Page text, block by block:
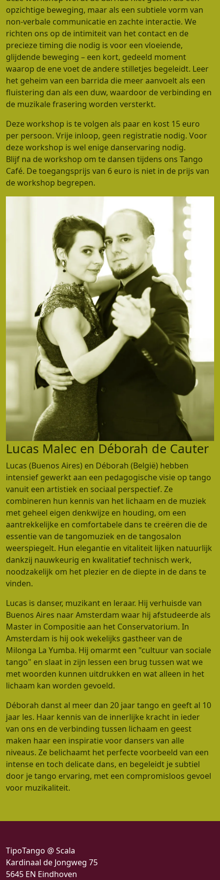
opzichtige beweging, maar als een subtiele vorm van
non-verbale communicatie en zachte interactie. We
richten ons op de intimiteit van het contact en de
precieze timing die nodig is voor een vloeiende,
glijdende beweging – een kort, gedeeld moment
waarop de ene voet de andere stilletjes begeleidt. Leer
het geheim van een barrida die meer aanvoelt als een
fluistering dan als een duw, waardoor de verbinding en
de muzikale frasering worden versterkt.
Deze workshop is te volgen als paar en kost 15 euro
per persoon. Vrije inloop, geen registratie nodig. Voor
deze workshop is wel enige danservaring nodig.
Blijf na de workshop om te dansen tijdens ons Tango
Café. De toegangsprijs van 6 euro is niet in de prijs van
de workshop begrepen.
Lucas Malec en Déborah de Cauter
Lucas (Buenos Aires) en Déborah (België) hebben
intensief gewerkt aan een pedagogische visie op tango
vanuit een artistiek en sociaal perspectief. Ze
combineren hun kennis van het lichaam en de muziek
met geheel eigen denkwijze en houding, om een
aantrekkelijke en comfortabele dans te creëren die de
essentie van de tangomuziek en de tangosalon
weerspiegelt. Hun elegantie en vitaliteit lijken natuurlijk
dankzij nauwkeurig en kwalitatief technisch werk,
noodzakelijk om het plezier en de diepte in de dans te
vinden.
Lucas is danser, muzikant en leraar. Hij verhuisde van
Buenos Aires naar Amsterdam waar hij afstudeerde als
Master in Compositie aan het Conservatorium. In
Amsterdam is hij ook wekelijks gastheer van de
Milonga La Yumba. Hij omarmt een "cultuur van sociale
tango" en slaat in zijn lessen een brug tussen wat we
met woorden kunnen uitdrukken en wat alleen in het
lichaam kan worden gevoeld.
Déborah danst al meer dan 20 jaar tango en geeft al 10
jaar les. Haar kennis van de innerlijke kracht in ieder
van ons en de verbinding tussen lichaam en geest
maken haar een inspiratie voor dansers van alle
niveaus. Ze belichaamt het perfecte voorbeeld van een
intense en toch delicate dans, en begeleidt je subtiel
door je tango ervaring, met een compromisloos gevoel
voor muzikaliteit.
TipoTango @ Scala
Kardinaal de Jongweg 75
5645 EN Eindhoven